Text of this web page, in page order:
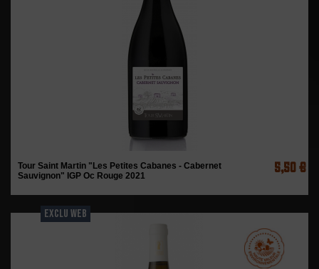
Tour Saint Martin "Les Petites Cabanes - Cabernet
Sauvignon" IGP Oc Rouge 2021
5,50 €
EXCLU WEB